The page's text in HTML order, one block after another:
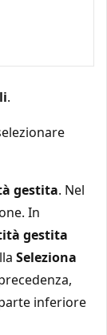
.
gestita. Nel
In
gestita
Seleziona
inferiore